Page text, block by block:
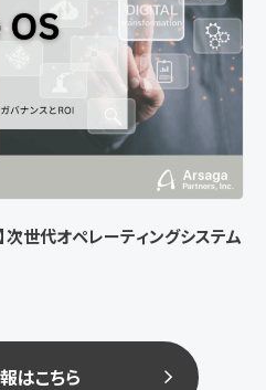
世代オペレーティングシステム
はこちら